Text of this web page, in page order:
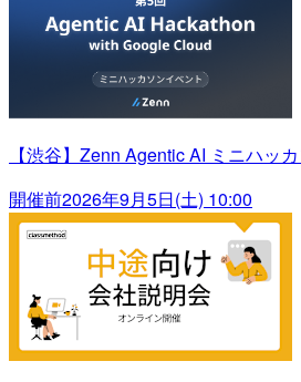
【渋谷】Zenn Agentic AI ミニハッ
開催前2026年9月5日(土) 10:00